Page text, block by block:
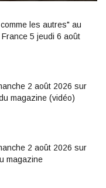
les autres" au
5 jeudi 6 août
2 août 2026 sur
magazine (vidéo)
2 août 2026 sur
magazine